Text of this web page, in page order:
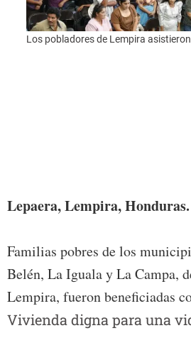
Los pobladores de Lempira
Lepaera, Lempira, Honduras.
Familias pobres de los
Belén, La Iguala y La Campa,
Lempira, fueron beneficiadas
Vivienda digna para una